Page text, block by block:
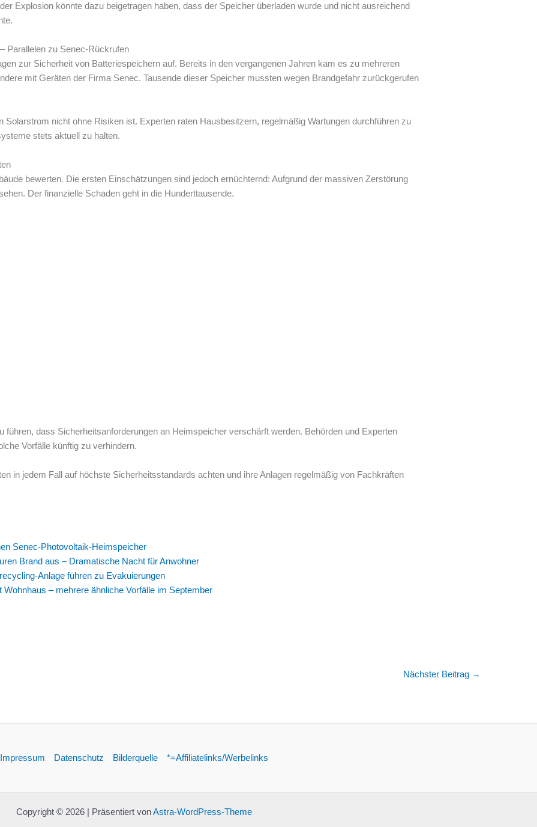
Explosion könnte dazu beigetragen haben, dass der Speicher überladen wurde und nicht ausreichend
Parallelen zu Senec-Rückrufen
zur Sicherheit von Batteriespeichern auf. Bereits in den vergangenen Jahren kam es zu mehreren
mit Geräten der Firma Senec. Tausende dieser Speicher mussten wegen Brandgefahr zurückgerufen
Solarstrom nicht ohne Risiken ist. Experten raten Hausbesitzern, regelmäßig Wartungen durchführen zu
stets aktuell zu halten.
bewerten. Die ersten Einschätzungen sind jedoch ernüchternd: Aufgrund der massiven Zerstörung
Der finanzielle Schaden geht in die Hunderttausende.
führen, dass Sicherheitsanforderungen an Heimspeicher verschärft werden. Behörden und Experten
Vorfälle künftig zu verhindern.
in jedem Fall auf höchste Sicherheitsstandards achten und ihre Anlagen regelmäßig von Fachkräften
Senec-Photovoltaik-Heimspeicher
Brand aus – Dramatische Nacht für Anwohner
Anlage führen zu Evakuierungen
– mehrere ähnliche Vorfälle im September
Nächster Beitrag →
Impressum Datenschutz Bilderquelle *=Affiliatelinks/Werbelinks
Copyright © 2026 | Präsentiert vonAstra-WordPress-Theme